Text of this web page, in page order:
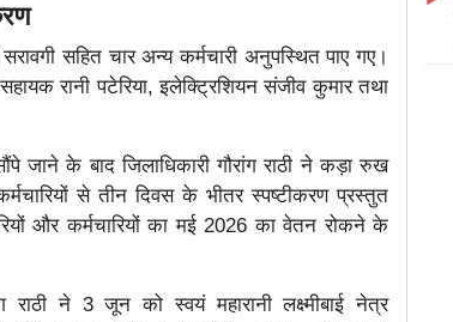
सहित चार अन्य कर्मचारी अनुपस्थित पाए गए।
रानी पटेरिया, इलेक्ट्रिशियन संजीव कुमार तथा
सौंपे जाने के बाद जिलाधिकारी गौरांग राठी ने कड़ा रुख
से तीन दिवस के भीतर स्पष्टीकरण प्रस्तुत
और कर्मचारियों का मई 2026 का वेतन रोकने के
राठी ने 3 जून को स्वयं महारानी लक्ष्मीबाई नेत्र